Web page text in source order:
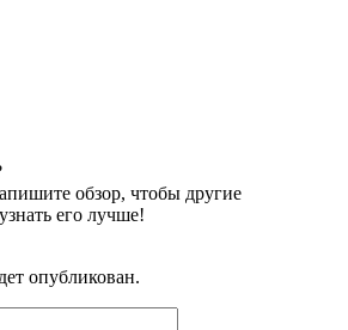
обзор, чтобы другие
его лучше!
опубликован.